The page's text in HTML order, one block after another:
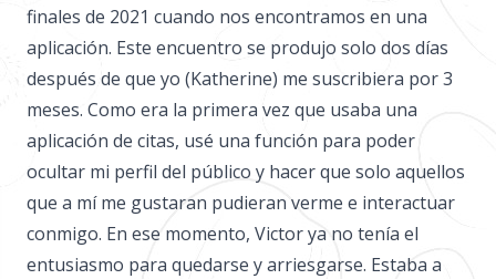
finales de 2021 cuando nos encontramos en una
aplicación. Este encuentro se produjo solo dos días
después de que yo (Katherine) me suscribiera por 3
meses. Como era la primera vez que usaba una
aplicación de citas, usé una función para poder
ocultar mi perfil del público y hacer que solo aquellos
que a mí me gustaran pudieran verme e interactuar
conmigo. En ese momento, Victor ya no tenía el
entusiasmo para quedarse y arriesgarse. Estaba a